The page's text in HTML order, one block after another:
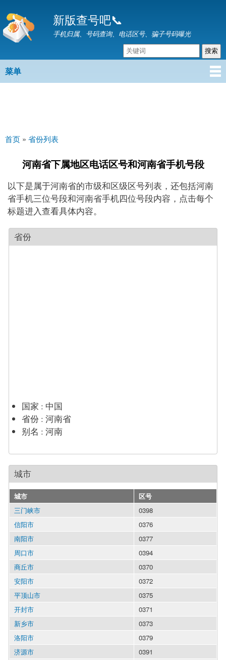
转
到
要
容
新版查号吧📞
手机归属、号码查询、电话区号、骗子号码曝光
主菜单
菜单
你在这里
首页 » 省份列表
河南省下属地区电话区号和河南省手机号段
以下是属于河南省的市级和区级区号列表，还包括河南
省手机三位号段和河南省手机四位号段内容，点击每个
标题进入查看具体内容。
省份
国家 : 中国
省份 : 河南省
别名 : 河南
城市
城市
区号
三门峡市
0398
信阳市
0376
南阳市
0377
周口市
0394
商丘市
0370
安阳市
0372
平顶山市
0375
开封市
0371
新乡市
0373
洛阳市
0379
济源市
0391